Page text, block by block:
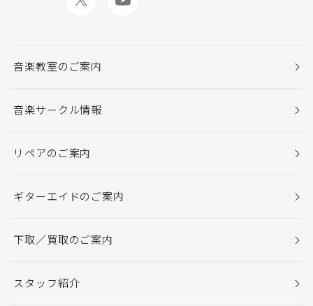
音楽教室のご案内
音楽サークル情報
リペアのご案内
ギターエイドのご案内
下取／買取のご案内
スタッフ紹介